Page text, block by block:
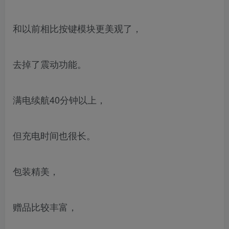
和以前相比按键模块更美观了，
去掉了震动功能。
满电续航40分钟以上，
但充电时间也很长。
包装精美，
赠品比较丰富，